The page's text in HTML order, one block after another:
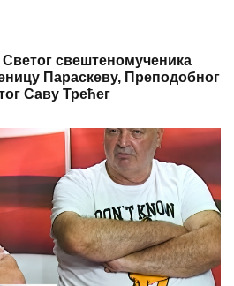
свештеномученика
Параскеву, Преподобног
Саву Трећег